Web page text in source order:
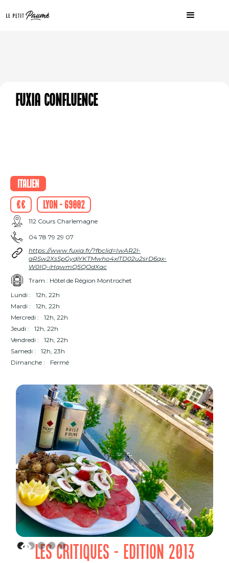
Fuxia confluence
Italien
€€
Lyon - 69002
112 Cours Charlemagne
04 78 79 29 07
https://www.fuxia.fr/?fbclid=IwAR2l-
aRSw2XsSpGydjYKTMwho4xlTD02u2srD6qx-
W0IQ-iHqwmQ5QOdXac
Tram : Hôtel de Région Montrochet
Lundi :
12h, 22h
Mardi :
12h, 22h
Mercredi :
12h, 22h
Jeudi :
12h, 22h
Vendredi :
12h, 22h
Samedi :
12h, 23h
Dimanche :
Fermé
LES CRITIQUES - EDITION 2013